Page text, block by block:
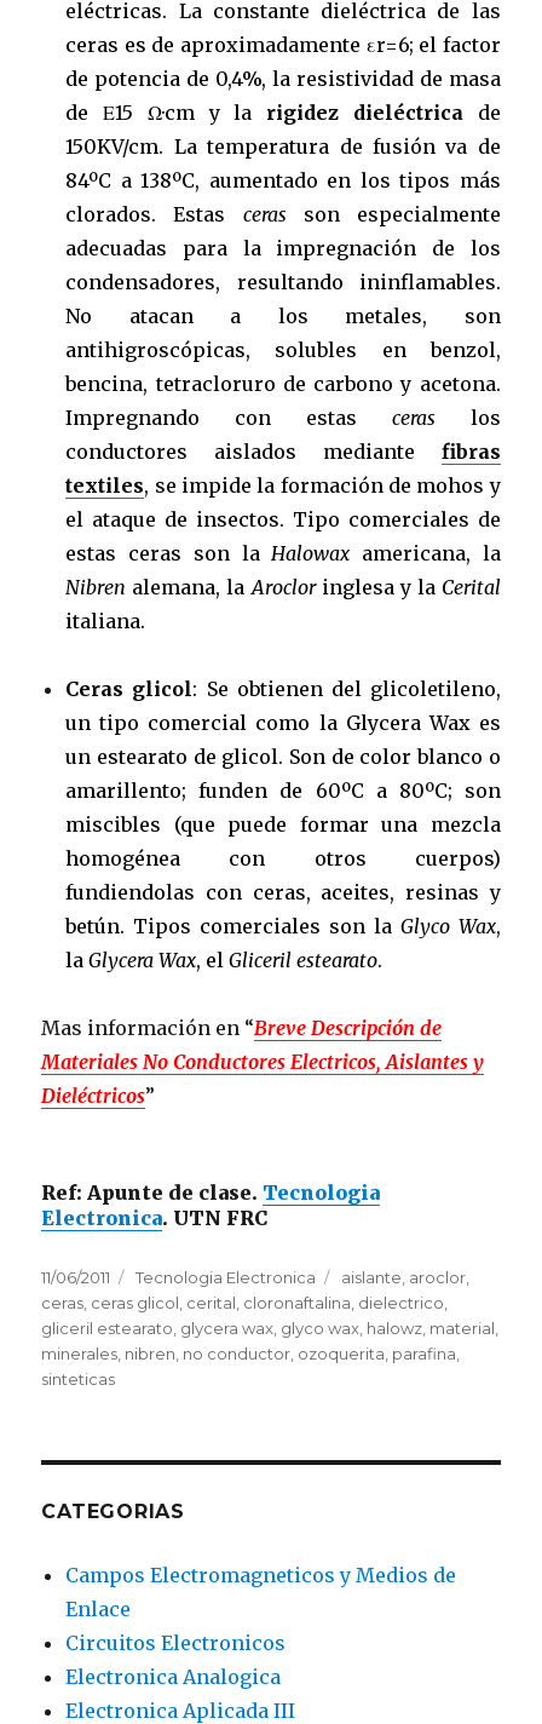
eléctricas. La constante dieléctrica de las
ceras es de aproximadamente εr=6; el factor
de potencia de 0,4%, la resistividad de masa
de Ε15 Ω·cm y la rigidez dieléctricade
150KV/cm. La temperatura de fusión va de
84ºC a 138ºC, aumentado en los tipos más
clorados. Estas ceras son especialmente
adecuadas para la impregnación de los
condensadores, resultando ininflamables.
No atacan a los metales, son
antihigroscópicas, solubles en benzol,
bencina, tetracloruro de carbono y acetona.
Impregnando con estas ceras los
conductores aislados mediante
fibras
textiles, se impide la formación de mohos y
el ataque de insectos. Tipo comerciales de
estas ceras son laHalowax americana, la
Nibren alemana, laArocloringlesa y la Cerital
italiana.
Ceras glicol: Se obtienen del glicoletileno,
un tipo comercial como la Glycera Wax es
un estearato de glicol. Son de color blanco o
amarillento; funden de 60ºC a 80ºC; son
miscibles (que puede formar una mezcla
homogénea con otros cuerpos)
fundiendolas con ceras, aceites, resinas y
betún. Tipos comerciales son la Glyco Wax,
laGlycera Wax, elGliceril estearato.
Mas información en “Breve Descripción de
Materiales No Conductores Electricos, Aislantes y
Dieléctricos”
Ref: Apunte de clase. Tecnologia
Electronica. UTN FRC
Posted
on
11/06/2011 Categories
Tecnologia Electronica Tags
aislante aroclor
ceras ceras glicol cerital cloronaftalina dielectrico
gliceril estearato glycera wax glyco wax halowz material
minerales nibren no conductor ozoquerita parafina
sinteticas
CATEGORIAS
Campos Electromagneticos y Medios de
Enlace
Circuitos Electronicos
Electronica Analogica
Electronica Aplicada III